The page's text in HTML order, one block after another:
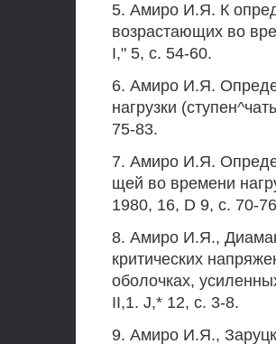
5. Амиро И.Я. К
возрастающих во
I," 5, с. 54-60.
6. Амиро И.Я.
нагрузки
75-83.
7. Амиро И.Я.
щей во времени
1980, 16, D 9, с. 70-
8. Амиро И.Я.,
критических
оболочках,
II,1. J,* 12, с. 3-8.
9. Амиро И.Я.,